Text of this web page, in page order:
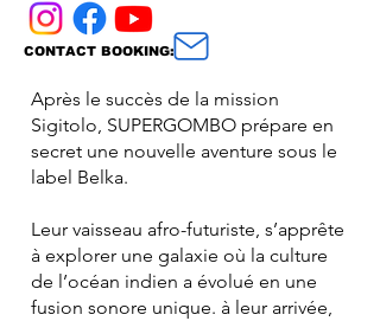
CONTACT BOOKING:
Après le succès de la mission
Sigitolo, SUPERGOMBO prépare en
secret une nouvelle aventure sous le
label Belka.
Leur vaisseau afro-futuriste, s’apprête
à explorer une galaxie où la culture
de l’océan indien a évolué en une
fusion sonore unique. à leur arrivée,